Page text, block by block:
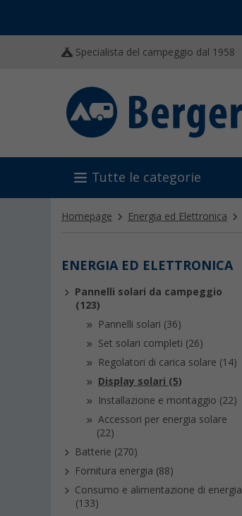
Specialista del campeggio dal 1958
Tutte le categorie
Homepage Energia ed Elettronica
ENERGIA ED ELETTRONICA
Pannelli solari da campeggio
(123)
Pannelli solari (36)
Set solari completi (26)
Regolatori di carica solare (14)
Display solari (5)
Installazione e montaggio (22)
Accessori per energia solare
(22)
Batterie (270)
Fornitura energia (88)
Consumo e alimentazione di energia
(133)